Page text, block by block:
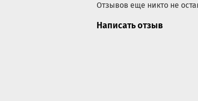
Отзывов еще никто не
Написать отзыв